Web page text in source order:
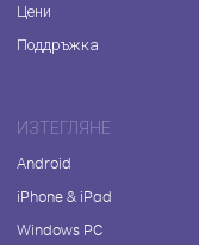
Цени
Поддръжка
ИЗТЕГЛЯНЕ
Android
iPhone & iPad
Windows PC